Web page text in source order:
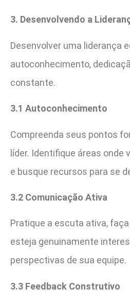
3. Desenvolvendo a
Desenvolver uma liderança
autoconhecimento,
constante.
3.1 Autoconhecimento
Compreenda seus pontos
líder. Identifique áreas onde
e busque recursos para se
3.2 Comunicação Ativa
Pratique a escuta ativa,
esteja genuinamente
perspectivas de sua equipe.
3.3 Feedback Construtivo